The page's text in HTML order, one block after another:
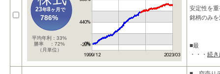
23年8ヶ月で
786%
平均年利：33%
勝率 ：72%
（月単位）
安定性を
銘柄のみ
■最
・・・ 続